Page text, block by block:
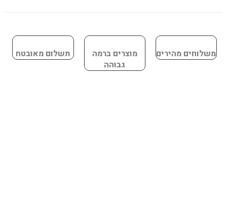
משלוחים מהירים
מוצרים ברמה
גבוהה
תשלום מאובטח